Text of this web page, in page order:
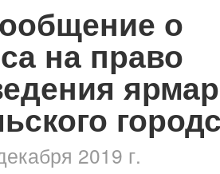
о
на право
2019 г.